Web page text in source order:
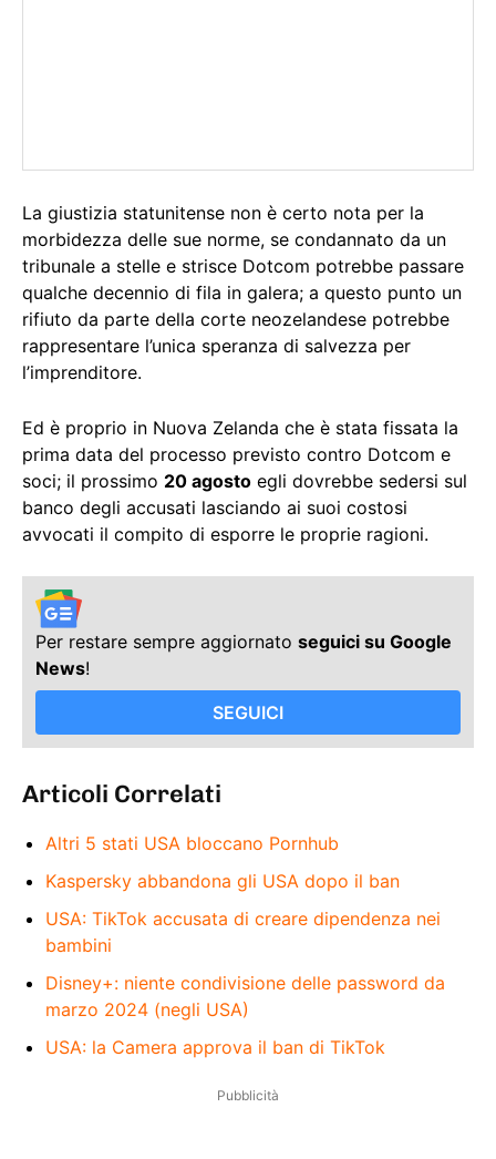
La giustizia statunitense non è certo nota per la
morbidezza delle sue norme, se condannato da un
tribunale a stelle e strisce Dotcom potrebbe passare
qualche decennio di fila in galera; a questo punto un
rifiuto da parte della corte neozelandese potrebbe
rappresentare l’unica speranza di salvezza per
l’imprenditore.
Ed è proprio in Nuova Zelanda che è stata fissata la
prima data del processo previsto contro Dotcom e
soci; il prossimo 20 agosto egli dovrebbe sedersi sul
banco degli accusati lasciando ai suoi costosi
avvocati il compito di esporre le proprie ragioni.
Per restare sempre aggiornato seguici su Google
News!
SEGUICI
Articoli Correlati
Altri 5 stati USA bloccano Pornhub
Kaspersky abbandona gli USA dopo il ban
USA: TikTok accusata di creare dipendenza nei
bambini
Disney+: niente condivisione delle password da
marzo 2024 (negli USA)
USA: la Camera approva il ban di TikTok
Pubblicità